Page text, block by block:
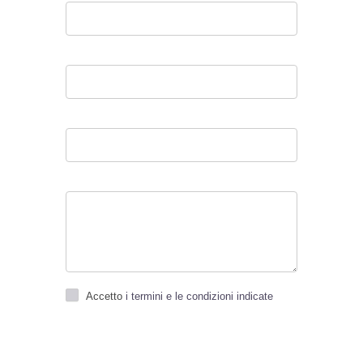
Accetto i termini e le condizioni indicate